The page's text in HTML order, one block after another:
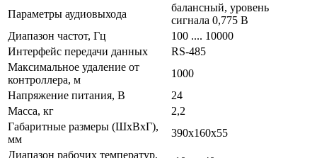
Параметры аудиовыхода
балансный, уровень
сигнала 0,775 В
Диапазон частот, Гц
100 .... 10000
Интерфейс передачи данных
RS-485
Максимальное удаление от
контроллера, м
1000
Напряжение питания, В
24
Масса, кг
2,2
Габаритные размеры (ШхВхГ),
мм
390х160х55
Диапазон рабочих температур,